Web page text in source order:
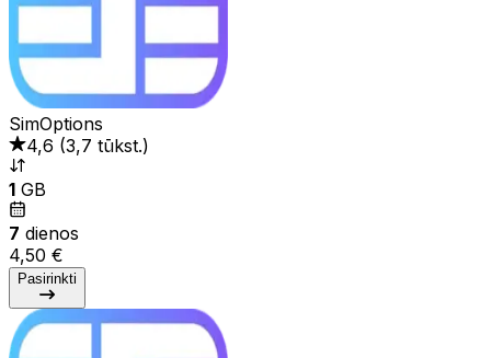
SimOptions
4,6 (3,7 tūkst.)
1 GB
7 dienos
4,50 €
Pasirinkti